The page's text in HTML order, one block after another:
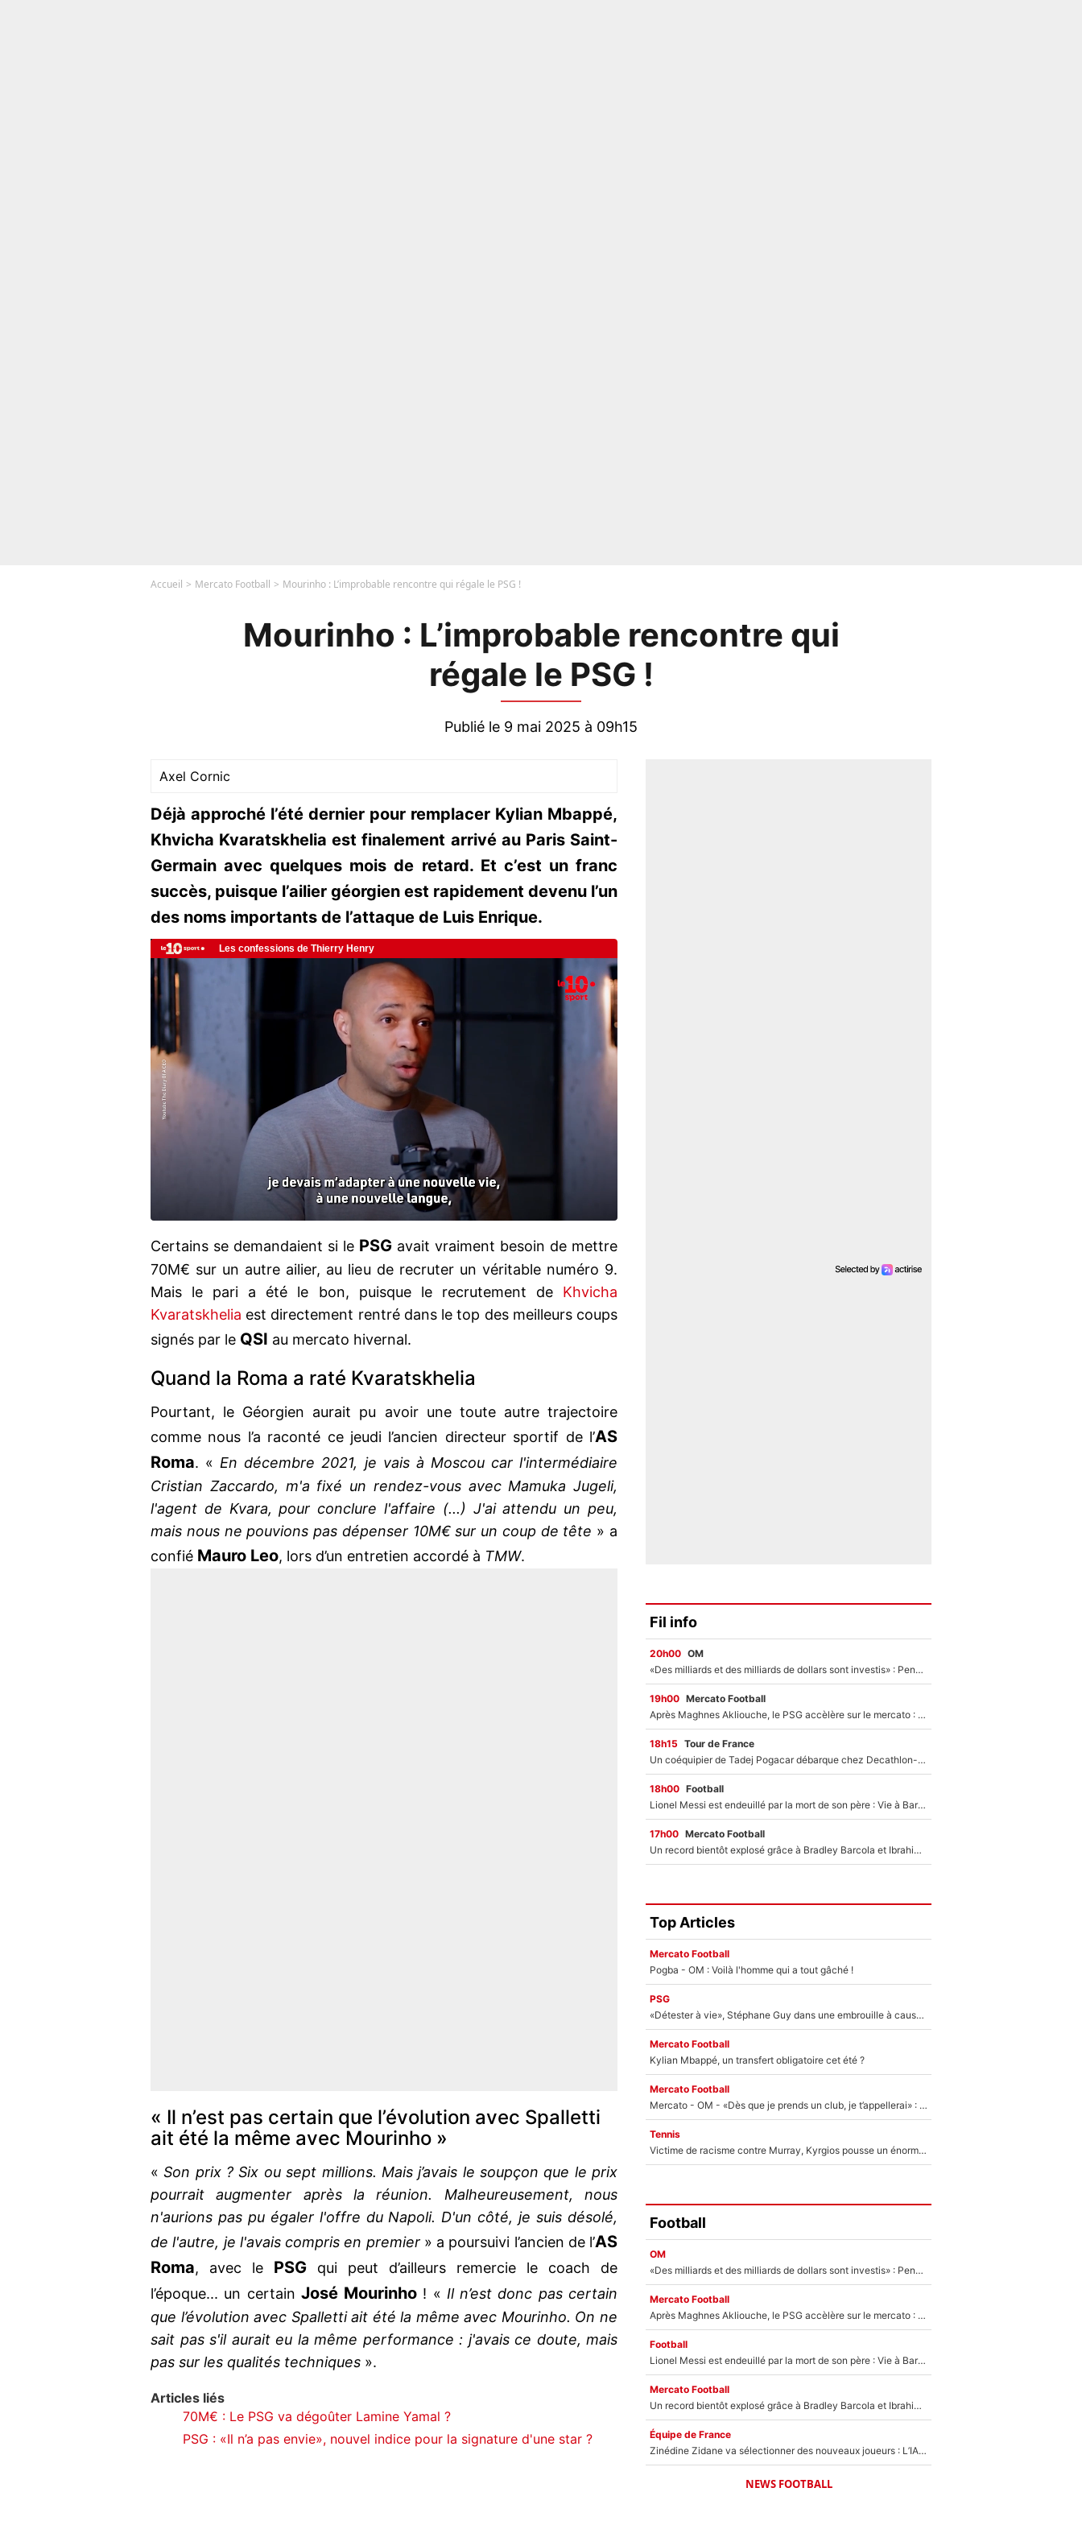
Accueil Mercato Football Mourinho : L’improbable rencontre qui régale le PSG !
Mourinho : L’improbable rencontre qui
régale le PSG !
Publié le 9 mai 2025 à 09h15
Axel Cornic
Déjà approché l’été dernier pour remplacer Kylian Mbappé,
Khvicha Kvaratskhelia est finalement arrivé au Paris Saint-
Germain avec quelques mois de retard. Et c’est un franc
succès, puisque l’ailier géorgien est rapidement devenu l’un
des noms importants de l’attaque de Luis Enrique.
Certains se demandaient si le PSG avait vraiment besoin de mettre
70M€ sur un autre ailier, au lieu de recruter un véritable numéro 9.
Mais le pari a été le bon, puisque le recrutement de Khvicha
Kvaratskhelia est directement rentré dans le top des meilleurs coups
signés par le QSI au mercato hivernal.
Quand la Roma a raté Kvaratskhelia
Pourtant, le Géorgien aurait pu avoir une toute autre trajectoire
comme nous l’a raconté ce jeudi l’ancien directeur sportif de l’AS
Roma. « En décembre 2021, je vais à Moscou car l'intermédiaire
Cristian Zaccardo, m'a fixé un rendez-vous avec Mamuka Jugeli,
l'agent de Kvara, pour conclure l'affaire (...) J'ai attendu un peu,
mais nous ne pouvions pas dépenser 10M€ sur un coup de tête » a
confié Mauro Leo, lors d’un entretien accordé à TMW.
« Il n’est pas certain que l’évolution avec Spalletti
ait été la même avec Mourinho »
«Son prix ? Six ou sept millions. Mais j’avais le soupçon que le prix
pourrait augmenter après la réunion. Malheureusement, nous
n'aurions pas pu égaler l'offre du Napoli. D'un côté, je suis désolé,
de l'autre, je l'avais compris en premier» a poursuivi l’ancien de l’AS
Roma, avec le PSG
qui peut d’ailleurs remercie le coach de
l’époque... un certain José Mourinho ! « Il n’est donc pas certain
que l’évolution avec Spalletti ait été la même avec Mourinho. On ne
sait pas s'il aurait eu la même performance : j'avais ce doute, mais
pas sur les qualités techniques ».
Articles liés
70M€ : Le PSG va dégoûter Lamine Yamal ?
PSG : «Il n’a pas envie», nouvel indice pour la signature d'une star ?
Fil info
20h00 OM
«Des milliards et des milliards de dollars sont investis» : Pendant que l'OM est en pleine crise financière, Frank McCourt lance un nouveau projet à 260M€ !
19h00 Mercato Football
Après Maghnes Akliouche, le PSG accèlère sur le mercato : Voilà les deux nouvelles recrues qui vont signer la semaine prochaine ?
18h15 Tour de France
Un coéquipier de Tadej Pogacar débarque chez Decathlon-CMA CGM pour épauler Paul Seixas : «Mes meilleures années sont à venir»
18h00 Football
Lionel Messi est endeuillé par la mort de son père : Vie à Barcelone, transfert au PSG... voilà comment Jorge Messi a joué un rôle essentiel dans sa carrière !
17h00 Mercato Football
Un record bientôt explosé grâce à Bradley Barcola et Ibrahim Mbaye : Le PSG sur le point de réaliser un mercato historique ?
Top Articles
Mercato Football
Pogba - OM : Voilà l'homme qui a tout gâché !
PSG
«Détester à vie», Stéphane Guy dans une embrouille à cause du PSG !
Mercato Football
Kylian Mbappé, un transfert obligatoire cet été ?
Mercato Football
Mercato - OM - «Dès que je prends un club, je t’appellerai» : La promesse de Marcelino au moment de claquer la porte
Tennis
Victime de racisme contre Murray, Kyrgios pousse un énorme coup de gueule !
Football
OM
«Des milliards et des milliards de dollars sont investis» : Pendant que l'OM est en pleine crise financière, Frank McCourt lance un nouveau projet à 260M€ !
Mercato Football
Après Maghnes Akliouche, le PSG accèlère sur le mercato : Voilà les deux nouvelles recrues qui vont signer la semaine prochaine ?
Football
Lionel Messi est endeuillé par la mort de son père : Vie à Barcelone, transfert au PSG... voilà comment Jorge Messi a joué un rôle essentiel dans sa carrière !
Mercato Football
Un record bientôt explosé grâce à Bradley Barcola et Ibrahim Mbaye : Le PSG sur le point de réaliser un mercato historique ?
Équipe de France
Zinédine Zidane va sélectionner des nouveaux joueurs : L’IA dévoile les 5 cracks qui pourraient rapidement le rejoindre en équipe de France !
NEWS FOOTBALL